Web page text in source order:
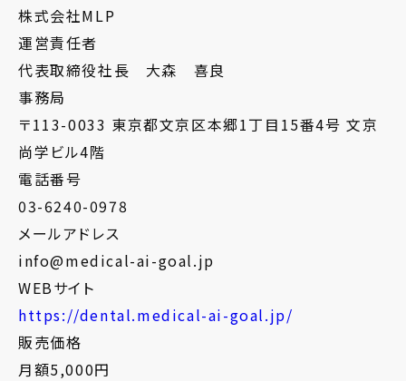
株式会社MLP
運営責任者
代表取締役社長 大森 喜良
事務局
〒113-0033 東京都文京区本郷1丁目15番4号 文京
尚学ビル4階
電話番号
03-6240-0978
メールアドレス
info@medical-ai-goal.jp
WEBサイト
https://dental.medical-ai-goal.jp/
販売価格
月額5,000円